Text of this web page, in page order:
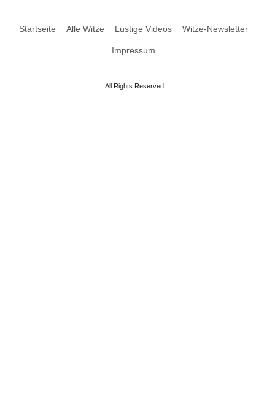
Startseite Alle Witze Lustige Videos Witze-Newsletter
Impressum
All Rights Reserved